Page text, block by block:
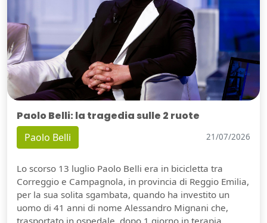
Paolo Belli: la tragedia sulle 2 ruote
Paolo Belli 21/07/2026
Lo scorso 13 luglio Paolo Belli era in bicicletta tra
Correggio e Campagnola, in provincia di Reggio Emilia,
per la sua solita sgambata, quando ha investito un
uomo di 41 anni di nome Alessandro Mignani che,
trasportato in ospedale, dopo 1 giorno in terapia